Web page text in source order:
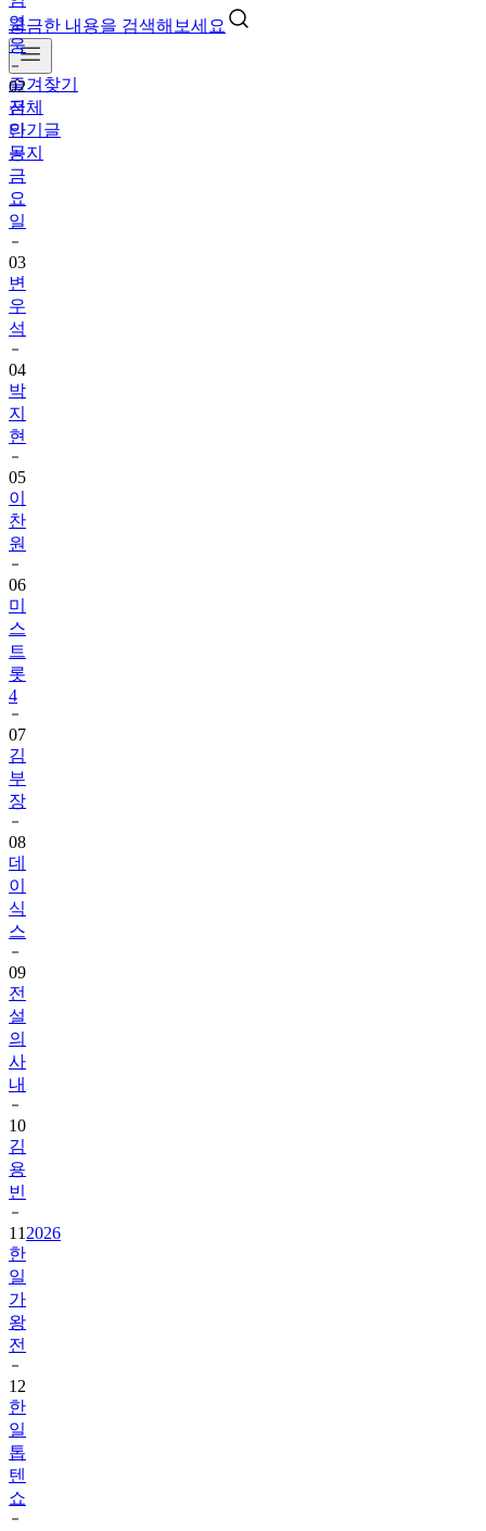
궁금한 내용을 검색해보세요
즐겨찾기
전체
인기글
공지
웅
02
금
타
는
금
요
일
03
변
우
석
04
박
지
현
05
이
찬
원
06
미
스
트
롯
4
07
김
부
장
08
데
이
식
스
09
전
설
의
사
내
10
김
용
빈
11
한
일
가
왕
전
12
한
일
톱
텐
쇼
13
사